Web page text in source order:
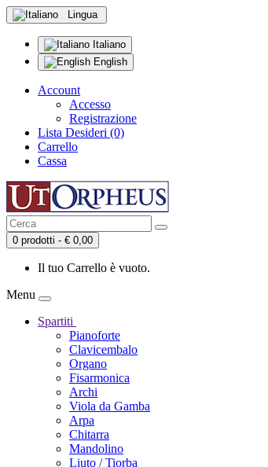
Lingua
Italiano
English
Account
Accesso
Registrazione
Lista Desideri (0)
Carrello
Cassa
0 prodotti - € 0,00
Il tuo Carrello è vuoto.
Menu
Spartiti
Pianoforte
Clavicembalo
Organo
Fisarmonica
Archi
Viola da Gamba
Arpa
Chitarra
Mandolino
Liuto / Tiorba